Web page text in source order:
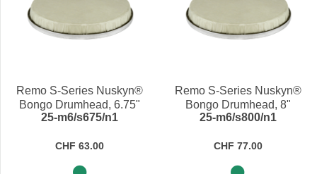
Remo S-Series Nuskyn®
Bongo Drumhead, 6.75"
25-m6/s675/n1
CHF 63.00
Remo S-Series Nuskyn®
Bongo Drumhead, 8"
25-m6/s800/n1
CHF 77.00